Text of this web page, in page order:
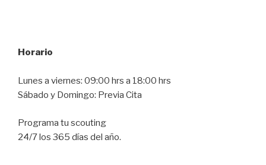
Horario
Lunes a viernes: 09:00 hrs a 18:00 hrs
Sábado y Domingo: Previa Cita
Programa tu scouting
24/7 los 365 días del año.